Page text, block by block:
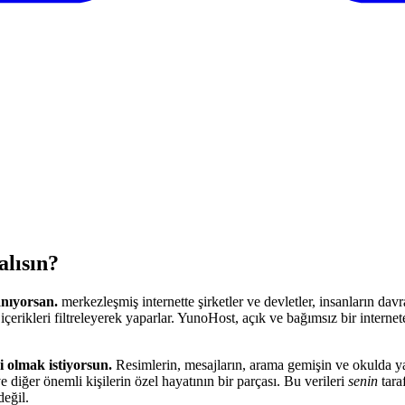
merkezleşmiş internette şirketler ve devletler, insanların
filtreleyerek yaparlar. YunoHost, açık ve bağımsız bir
olmak istiyorsun. Resimlerin, mesajların, arama gemişin ve okulda
önemli kişilerin özel hayatının bir parçası. Bu verileri senin